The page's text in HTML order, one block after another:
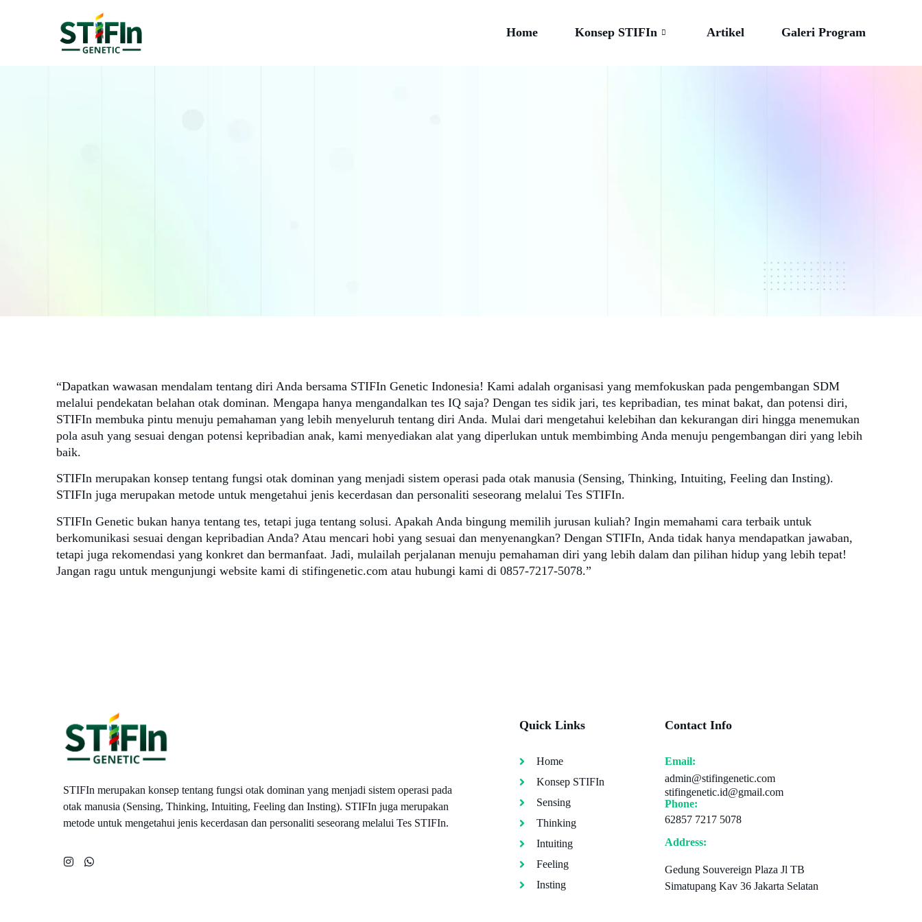
Home Konsep STIFIn Artikel Galeri Program
“Dapatkan wawasan mendalam tentang diri Anda bersama STIFIn Genetic Indonesia! Kami adalah organisasi yang memfokuskan pada pengembangan SDM
melalui pendekatan belahan otak dominan. Mengapa hanya mengandalkan tes IQ saja? Dengan tes sidik jari, tes kepribadian, tes minat bakat, dan potensi diri,
STIFIn membuka pintu menuju pemahaman yang lebih menyeluruh tentang diri Anda. Mulai dari mengetahui kelebihan dan kekurangan diri hingga menemukan
pola asuh yang sesuai dengan potensi kepribadian anak, kami menyediakan alat yang diperlukan untuk membimbing Anda menuju pengembangan diri yang lebih
baik.
STIFIn merupakan konsep tentang fungsi otak dominan yang menjadi sistem operasi pada otak manusia (Sensing, Thinking, Intuiting, Feeling dan Insting).
STIFIn juga merupakan metode untuk mengetahui jenis kecerdasan dan personaliti seseorang melalui Tes STIFIn.
STIFIn Genetic bukan hanya tentang tes, tetapi juga tentang solusi. Apakah Anda bingung memilih jurusan kuliah? Ingin memahami cara terbaik untuk
berkomunikasi sesuai dengan kepribadian Anda? Atau mencari hobi yang sesuai dan menyenangkan? Dengan STIFIn, Anda tidak hanya mendapatkan jawaban,
tetapi juga rekomendasi yang konkret dan bermanfaat. Jadi, mulailah perjalanan menuju pemahaman diri yang lebih dalam dan pilihan hidup yang lebih tepat!
Jangan ragu untuk mengunjungi website kami di stifingenetic.com atau hubungi kami di 0857-7217-5078.”
STIFIn merupakan konsep tentang fungsi otak dominan yang menjadi sistem operasi pada
otak manusia (Sensing, Thinking, Intuiting, Feeling dan Insting). STIFIn juga merupakan
metode untuk mengetahui jenis kecerdasan dan personaliti seseorang melalui Tes STIFIn.
Quick Links
Home
Konsep STIFIn
Sensing
Thinking
Intuiting
Feeling
Insting
Contact Info
Email:
admin@stifingenetic.com
stifingenetic.id@gmail.com
Phone:
62857 7217 5078
Address:
Gedung Souvereign Plaza Jl TB
Simatupang Kav 36 Jakarta Selatan